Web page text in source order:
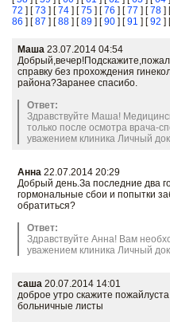
72 ] [73 ] [74 ] [75 ] [76 ] [77 ] [78 ]
86 ] [87 ] [88 ] [89 ] [90 ] [91 ] [92 ]
Маша 23.07.2014 04:54
справку без прохождения
района?Заранее спасибо.
Ответ:
Здравствуйте Маша!
только после осмотра врача-
уважением клиника Личный
Анна 22.07.2014 20:29
Добрый день.За последние два
гормональные сбои и попытки
обратиться?
Ответ:
Здравствуйте Анна! Вам
уважением клиника Личный
саша 20.07.2014 14:01
доброе утро скажите
больничные листы